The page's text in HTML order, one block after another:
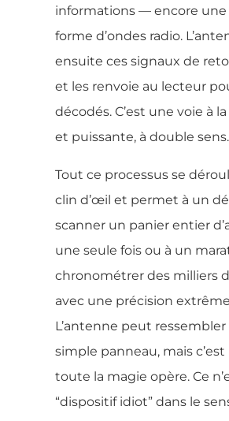
informations — encore une
forme d’ondes radio.
ensuite ces signaux de
et les renvoie au lecteur
décodés. C’est une voie à
et puissante, à double sens.
Tout ce processus se
clin d’œil et permet à un
scanner un panier entier
une seule fois ou à un
chronométrer des milliers
avec une précision
L’antenne peut ressembler
simple panneau, mais c’est
toute la magie opère. Ce
“dispositif idiot” dans le